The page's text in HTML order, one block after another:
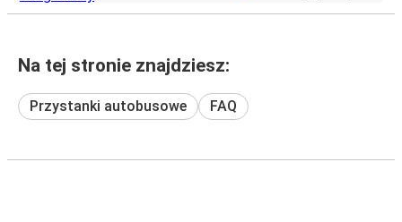
Na tej stronie znajdziesz:
Przystanki autobusowe FAQ